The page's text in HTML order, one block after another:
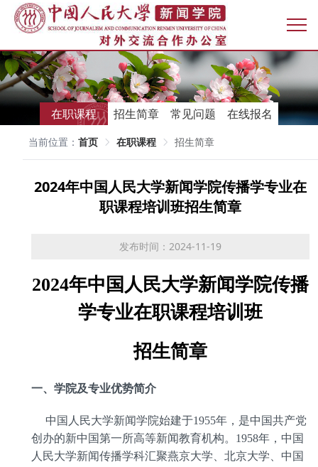
在职课程 招生简章 常见问题 在线报名
当前位置： 首页 在职课程 招生简章
2024年中国人民大学新闻学院传播学专业在
职课程培训班招生简章
发布时间：2024-11-19
2024年中国人民大学新闻学院传播
学专业在职课程培训班
招生简章
一、学院及专业优势简介
中国人民大学新闻学院始建于1955年，是中国共产党
创办的新中国第一所高等新闻教育机构。 1958年，中国
人民大学新闻传播学科汇聚燕京大学、北京大学、中国